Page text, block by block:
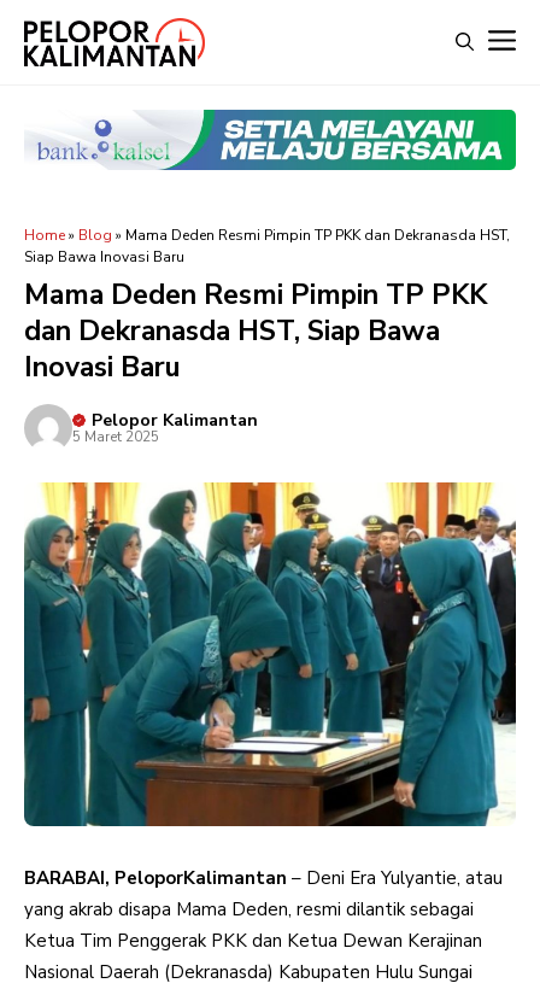
Home» Blog » Mama Deden Resmi Pimpin TP PKK dan Dekranasda HST,
Siap Bawa Inovasi Baru
Mama Deden Resmi Pimpin TP PKK
dan Dekranasda HST, Siap Bawa
Inovasi Baru
Pelopor Kalimantan
5 Maret 2025
BARABAI, PeloporKalimantan – Deni Era Yulyantie, atau
yang akrab disapa Mama Deden, resmi dilantik sebagai
Ketua Tim Penggerak PKK dan Ketua Dewan Kerajinan
Nasional Daerah (Dekranasda) Kabupaten Hulu Sungai